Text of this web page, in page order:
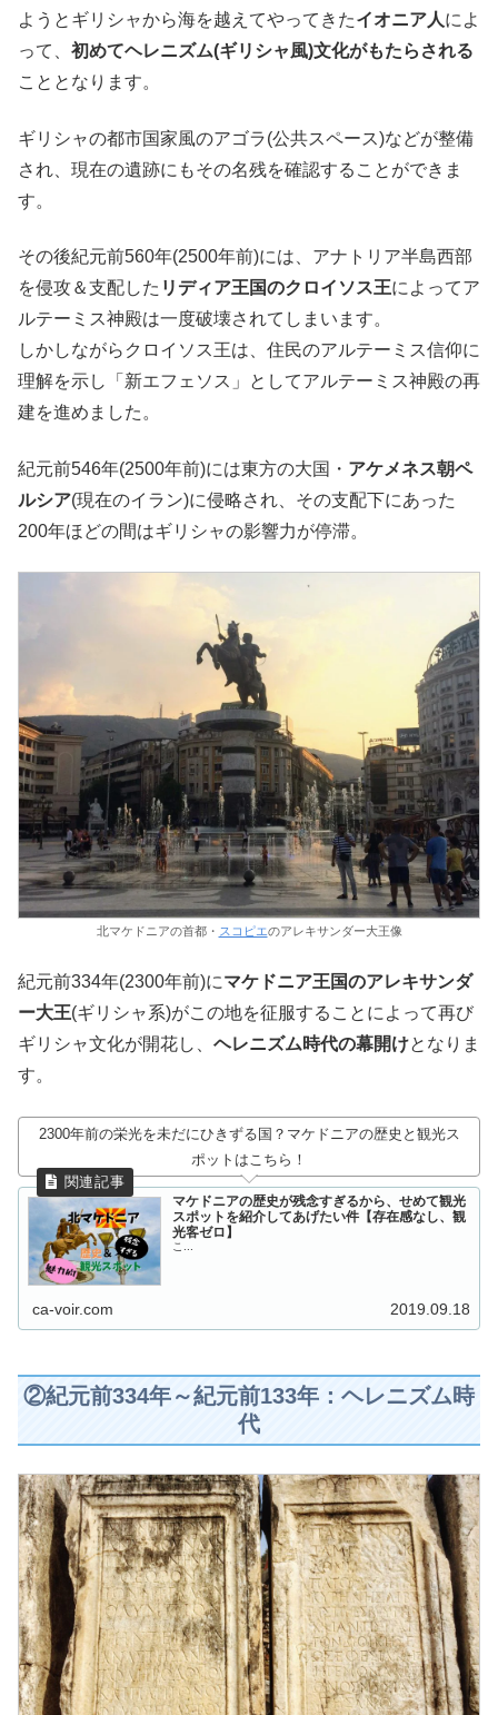
ようとギリシャから海を越えてやってきたイオニア人によ
って、 初めてヘレニズム(ギリシャ風)文化がもたらされる
こととなります。
ギリシャの都市国家風のアゴラ(公共スペース)などが整備
され、現在の遺跡にもその名残を確認することができま
す。
その後紀元前560年(2500年前)には、アナトリア半島西部
を侵攻＆支配した リディア王国のクロイソス王によってア
ルテーミス神殿は一度破壊されてしまいます。
しかしながらクロイソス王は、住民のアルテーミス信仰に
理解を示し「新エフェソス」としてアルテーミス神殿の再
建を進めました。
紀元前546年(2500年前)には東方の大国・ アケメネス朝ペ
ルシア(現在のイラン)に侵略され、その支配下にあった
200年ほどの間はギリシャの影響力が停滞。
北マケドニアの首都・ スコピエのアレキサンダー大王像
紀元前334年(2300年前)にマケドニア王国のアレキサンダ
ー大王(ギリシャ系)がこの地を征服することによって再び
ギリシャ文化が開花し、 ヘレニズム時代の幕開けとなりま
す。
2300年前の栄光を未だにひきずる国？マケドニアの歴史と観光ス
ポットはこちら！
マケドニアの歴史が残念すぎるから、せめて観光
スポットを紹介してあげたい件【存在感なし、観
光客ゼロ】
こ...
ca-voir.com 2019.09.18
②紀元前334年～紀元前133年：ヘレニズム時
代